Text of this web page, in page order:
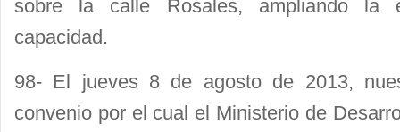
sobre la calle Rosales, ampliando la
capacidad.
98- El jueves 8 de agosto de 2013,
convenio por el cual el Ministerio de